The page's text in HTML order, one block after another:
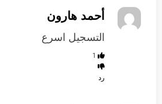
أحمد هارون
التسجيل اسرع
1
رد